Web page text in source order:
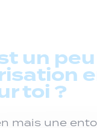
un
toi ?
mais une